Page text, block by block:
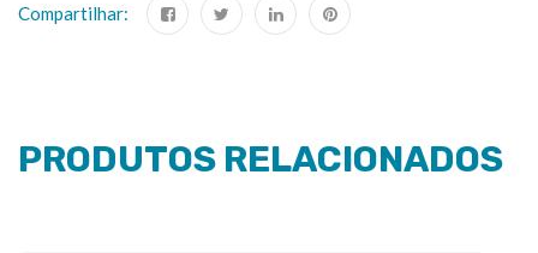
Compartilhar:
PRODUTOS RELACIONADOS